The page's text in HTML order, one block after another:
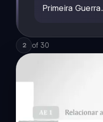
Primeira Guerra.
2 of 30